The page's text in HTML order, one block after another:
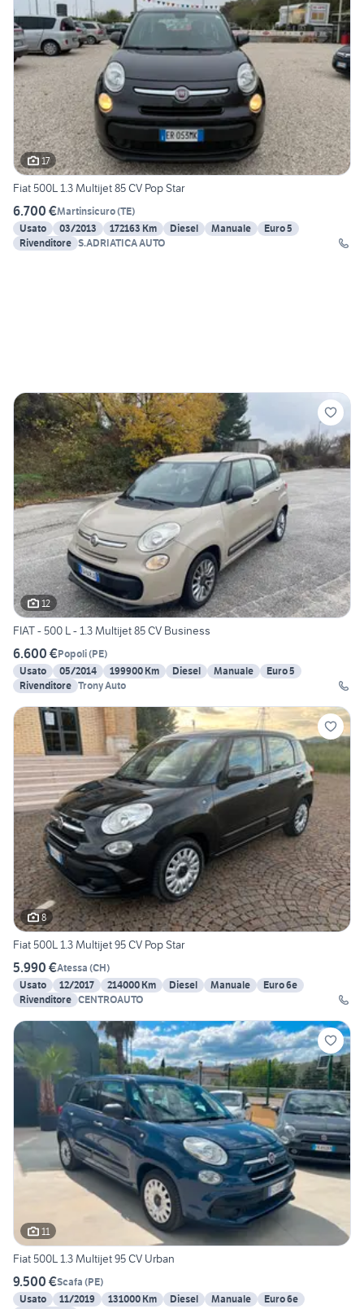
17
Fiat 500L 1.3 Multijet 85 CV Pop Star
6.700 €Martinsicuro(TE)
Usato
03/2013 172163 Km Diesel Manuale
Euro 5
Rivenditore
S.ADRIATICA AUTO
12
FIAT - 500 L - 1.3 Multijet 85 CV Business
6.600 €Popoli(PE)
Usato
05/2014 199900 Km Diesel Manuale
Euro 5
Rivenditore Trony Auto
8
Fiat 500L 1.3 Multijet 95 CV Pop Star
5.990 €Atessa (CH)
Usato
12/2017 214000 Km Diesel Manuale
Euro 6e
Rivenditore CENTROAUTO
11
Fiat 500L 1.3 Multijet 95 CV Urban
9.500 €Scafa (PE)
Usato
11/2019 131000 Km Diesel Manuale
Euro 6e